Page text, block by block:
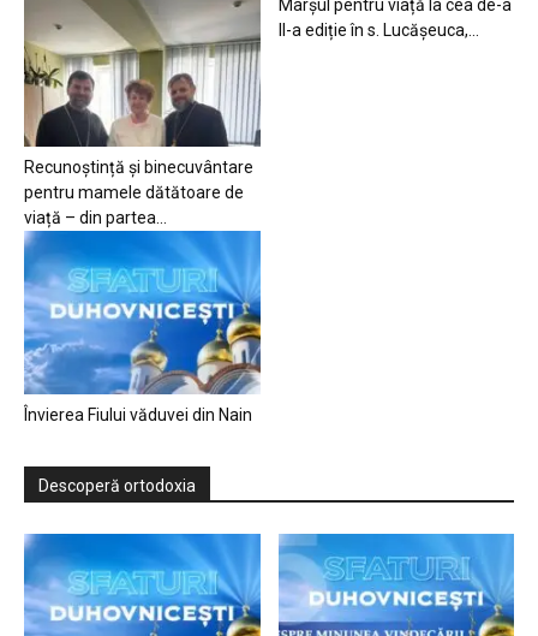
Recunoștință și binecuvântare
pentru mamele dătătoare de
viață – din partea...
Marșul pentru viață la cea de-a
II-a ediție în s. Lucășeuca,...
Învierea Fiului văduvei din Nain
Descoperă ortodoxia